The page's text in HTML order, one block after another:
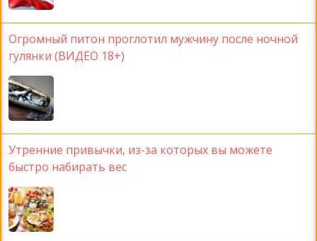
Огромный питон проглотил мужчину после ночной
гулянки (ВИДЕО 18+)
Утренние привычки, из-за которых вы можете
быстро набирать вес